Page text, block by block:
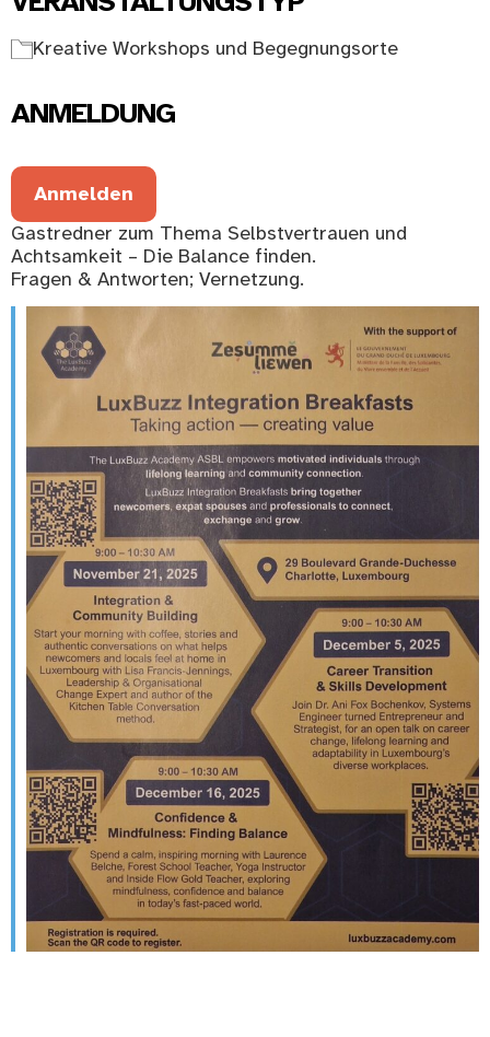
Kreative Workshops und Begegnungsorte
ANMELDUNG
Anmelden
Gastredner zum Thema Selbstvertrauen und
Achtsamkeit – Die Balance finden.
Fragen & Antworten; Vernetzung.